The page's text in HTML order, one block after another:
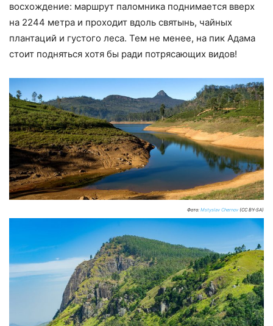
восхождение: маршрут паломника поднимается вверх
на 2244 метра и проходит вдоль святынь, чайных
плантаций и густого леса. Тем не менее, на пик Адама
стоит подняться хотя бы ради потрясающих видов!
Фото: Mstyslav Chernov (CC BY-SA)